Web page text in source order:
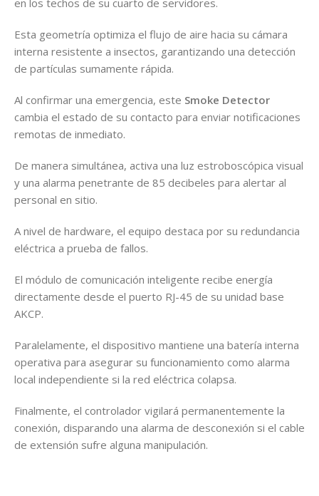
en los techos de su cuarto de servidores.
Esta geometría optimiza el flujo de aire hacia su cámara
interna resistente a insectos, garantizando una detección
de partículas sumamente rápida.
Al confirmar una emergencia, este Smoke Detector
cambia el estado de su contacto para enviar notificaciones
remotas de inmediato.
De manera simultánea, activa una luz estroboscópica visual
y una alarma penetrante de 85 decibeles para alertar al
personal en sitio.
A nivel de hardware, el equipo destaca por su redundancia
eléctrica a prueba de fallos.
El módulo de comunicación inteligente recibe energía
directamente desde el puerto RJ-45 de su unidad base
AKCP.
Paralelamente, el dispositivo mantiene una batería interna
operativa para asegurar su funcionamiento como alarma
local independiente si la red eléctrica colapsa.
Finalmente, el controlador vigilará permanentemente la
conexión, disparando una alarma de desconexión si el cable
de extensión sufre alguna manipulación.